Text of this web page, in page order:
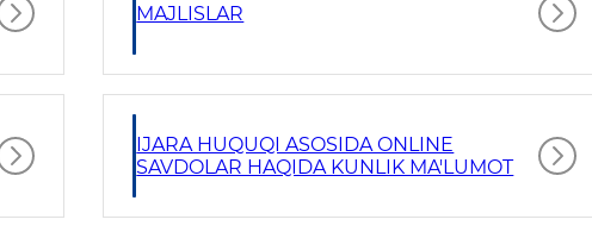
MAJLISLAR
IJARA HUQUQI ASOSIDA ONLINE
SAVDOLAR HAQIDA KUNLIK MA'LUMOT